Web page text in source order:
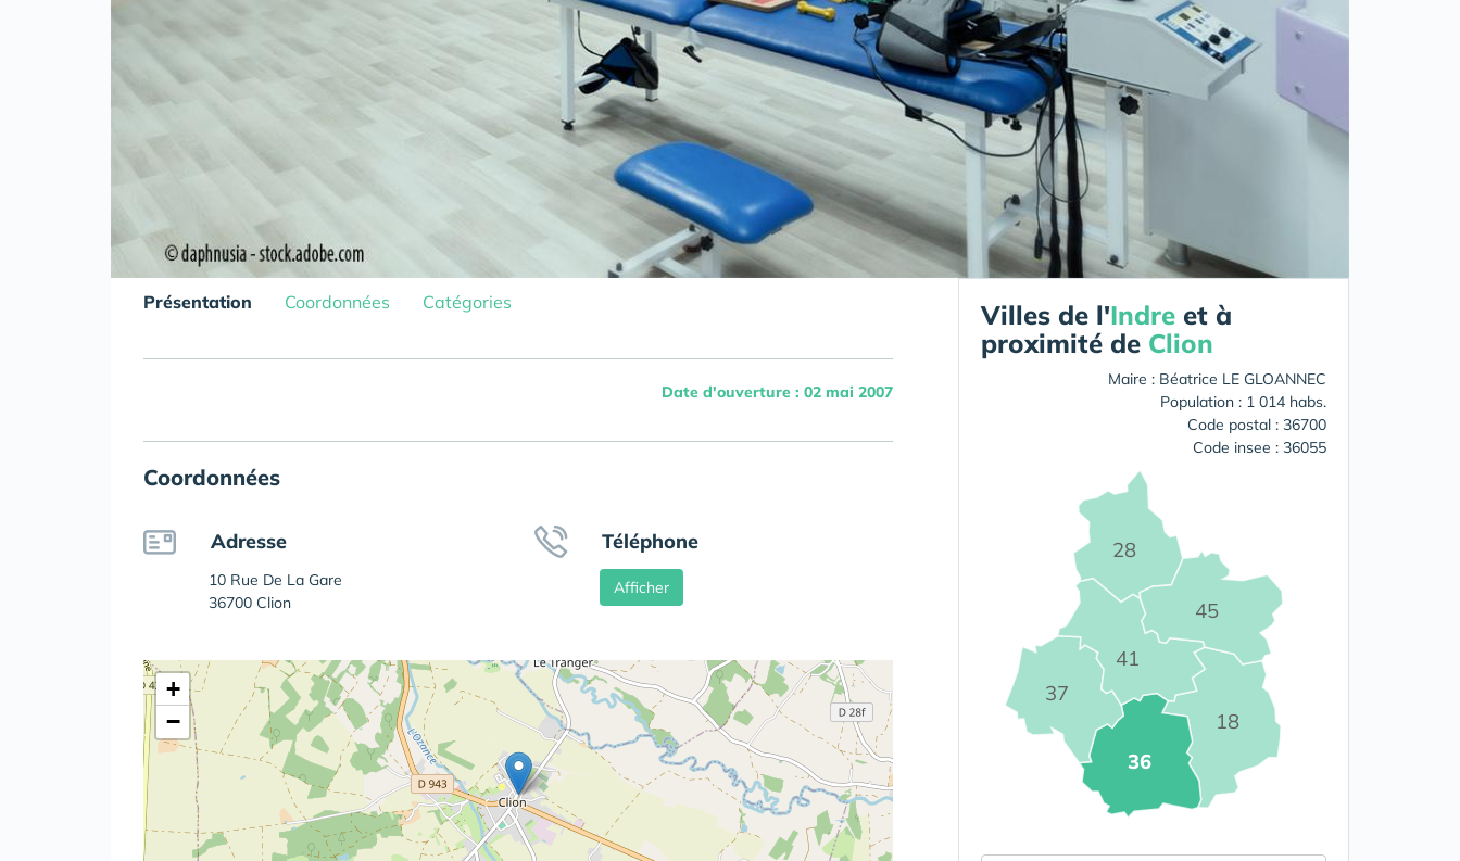
Présentation Coordonnées Catégories
Date d'ouverture : 02 mai 2007
Coordonnées
Adresse
10 Rue De La Gare
36700 Clion
Téléphone
Afficher
+
−
Villes de l'Indre et à
proximité de Clion
Maire : Béatrice LE GLOANNEC
Population : 1 014 habs.
Code postal : 36700
Code insee : 36055
18
28
36
37
41
45